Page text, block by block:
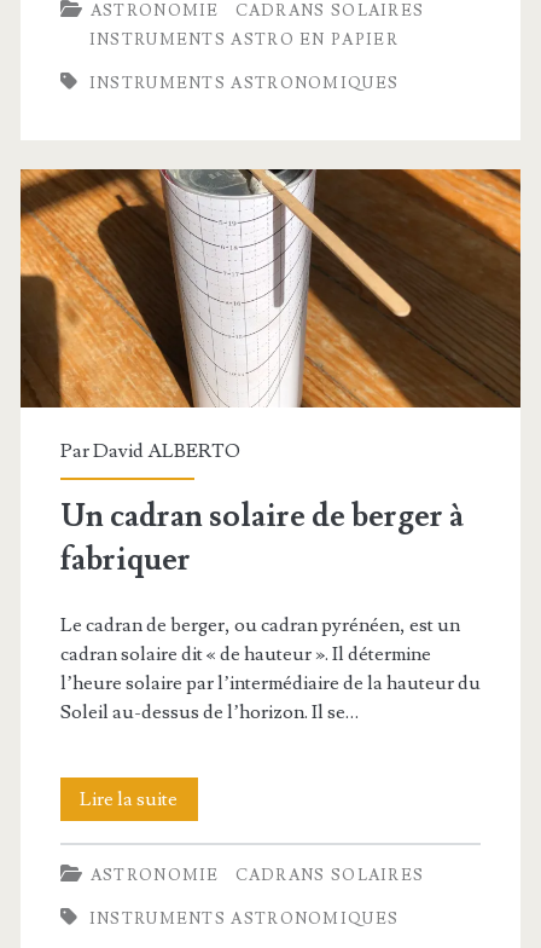
de
ASTRONOMIE
CADRANS SOLAIRES
INSTRUMENTS ASTRO EN PAPIER
INSTRUMENTS ASTRONOMIQUES
ParDavid ALBERTO
Un cadran solaire de berger à
fabriquer
Le cadran de berger, ou cadran pyrénéen, est un
cadran solaire dit « de hauteur ». Il détermine
l’heure solaire par l’intermédiaire de la hauteur du
Soleil au-dessus de l’horizon. Il se…
Lire la suite
cadran
solaire
de
ASTRONOMIE CADRANS SOLAIRES
INSTRUMENTS ASTRONOMIQUES